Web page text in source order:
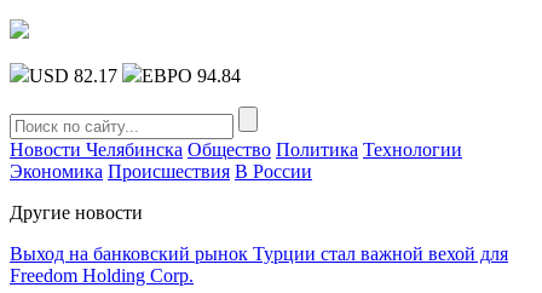
USD 82.17 ЕВРО 94.84
Новости Челябинска Общество Политика Технологии
Экономика Происшествия В России
Другие новости
Выход на банковский рынок Турции стал важной вехой для
Freedom Holding Corp.